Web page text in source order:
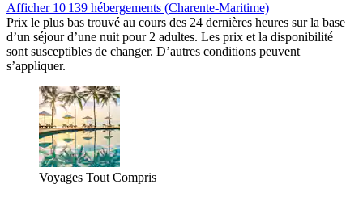
Afficher 10 139 hébergements (Charente-Maritime)
Prix le plus bas trouvé au cours des 24 dernières heures sur la base
d’un séjour d’une nuit pour 2 adultes. Les prix et la disponibilité
sont susceptibles de changer. D’autres conditions peuvent
s’appliquer.
Voyages Tout Compris